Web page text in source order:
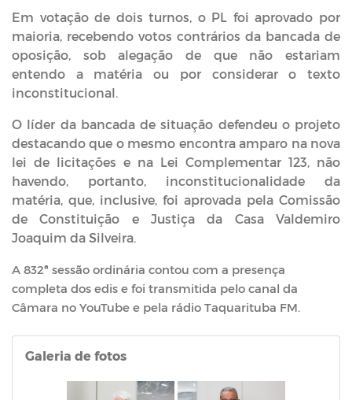
Em votação de dois turnos, o PL foi aprovado por
maioria, recebendo votos contrários da bancada de
oposição, sob alegação de que não estariam
entendo a matéria ou por considerar o texto
inconstitucional.
O líder da bancada de situação defendeu o projeto
destacando que o mesmo encontra amparo na nova
lei de licitações e na Lei Complementar 123, não
havendo, portanto, inconstitucionalidade da
matéria, que, inclusive, foi aprovada pela Comissão
de Constituição e Justiça da Casa Valdemiro
Joaquim da Silveira.
A 832ª sessão ordinária contou com a presença
completa dos edis e foi transmitida pelo canal da
Câmara no YouTube e pela rádio Taquarituba FM.
Galeria de fotos